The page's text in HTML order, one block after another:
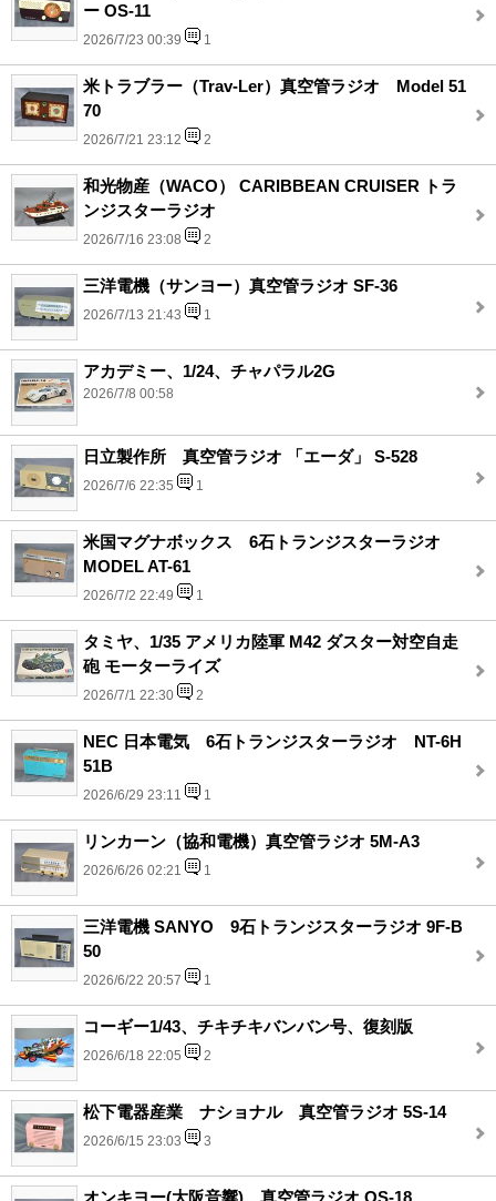
ー OS-11
2026/7/23 00:39 1
米トラブラー（Trav-Ler）真空管ラジオ Model 51
70
2026/7/21 23:12 2
和光物産（WACO） CARIBBEAN CRUISER トラ
ンジスターラジオ
2026/7/16 23:08 2
三洋電機（サンヨー）真空管ラジオ SF-36
2026/7/13 21:43 1
アカデミー、1/24、チャパラル2G
2026/7/8 00:58
日立製作所 真空管ラジオ 「エーダ」 S-528
2026/7/6 22:35 1
米国マグナボックス 6石トランジスターラジオ
MODEL AT-61
2026/7/2 22:49 1
タミヤ、1/35 アメリカ陸軍 M42 ダスター対空自走
砲 モーターライズ
2026/7/1 22:30 2
NEC 日本電気 6石トランジスターラジオ NT-6H
51B
2026/6/29 23:11 1
リンカーン（協和電機）真空管ラジオ 5M-A3
2026/6/26 02:21 1
三洋電機 SANYO 9石トランジスターラジオ 9F-B
50
2026/6/22 20:57 1
コーギー1/43、チキチキバンバン号、復刻版
2026/6/18 22:05 2
松下電器産業 ナショナル 真空管ラジオ 5S-14
2026/6/15 23:03 3
オンキヨー(大阪音響)、真空管ラジオ OS-18